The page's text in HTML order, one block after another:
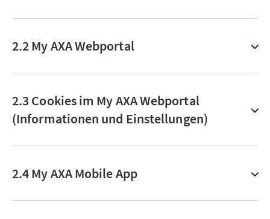
2.2 My AXA Webportal
2.3 Cookies im My AXA Webportal
(Informationen und Einstellungen)
2.4 My AXA Mobile App